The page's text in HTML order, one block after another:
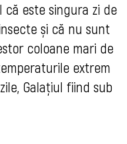
că este singura zi de
și că nu sunt
coloane mari de
extrem
Galațiul fiind sub